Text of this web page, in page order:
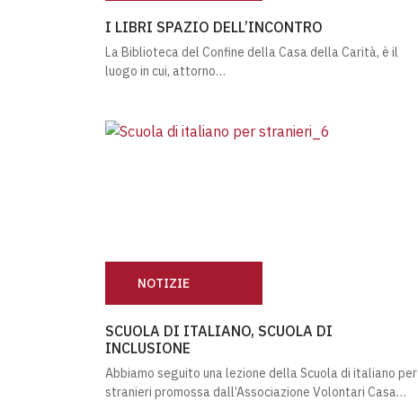
I LIBRI SPAZIO DELL’INCONTRO
La Biblioteca del Confine della Casa della Carità, è il
luogo in cui, attorno…
NOTIZIE
SCUOLA DI ITALIANO, SCUOLA DI
INCLUSIONE
Abbiamo seguito una lezione della Scuola di italiano per
stranieri promossa dall’Associazione Volontari Casa…